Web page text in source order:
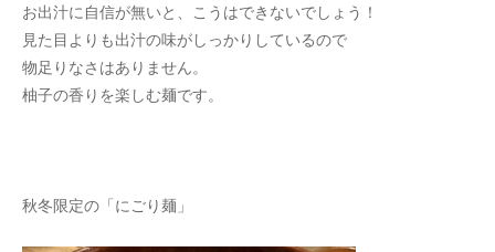
お出汁に自信が無いと、こうはできないでしょう！
見た目よりも出汁の味がしっかりしているので
物足りなさはありません。
柚子の香りを楽しむ麺です。
秋冬限定の「にごり麺」